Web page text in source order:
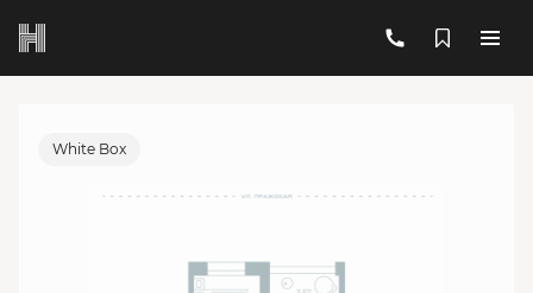
1-комнатная Цена по запросу
Ипотека
White Box